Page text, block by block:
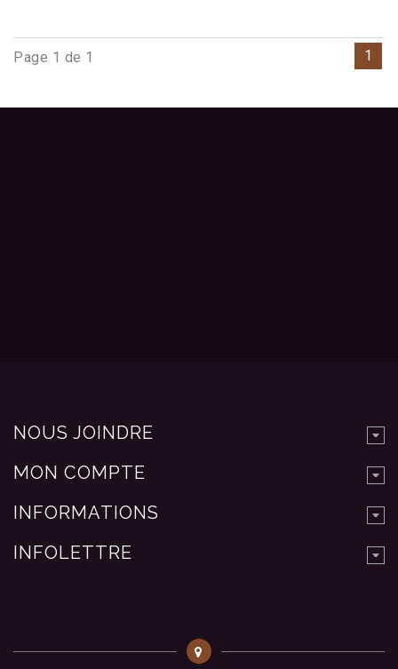
Page 1 de 1 1
NOUS JOINDRE
MON COMPTE
INFORMATIONS
INFOLETTRE